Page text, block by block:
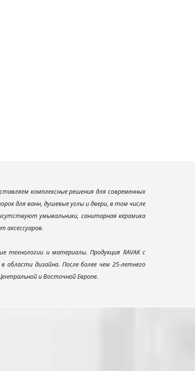
комплексные решения для современных
для ванн, душевые углы и двери, в том числе
умывальники, санитарная керамика
аксессуаров.
технологии и материалы. Продукция RAVAK с
области дизайна. После более чем 25-летнего
и Восточной Европе.